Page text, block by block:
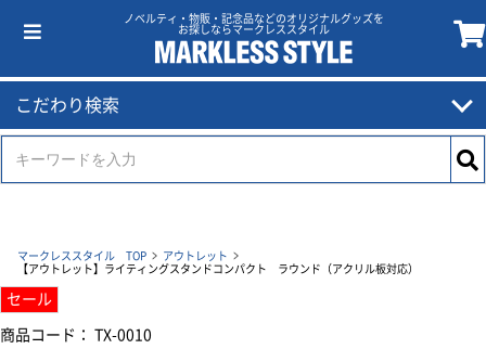
ノベルティ・物販・記念品などのオリジナルグッズを
お探しならマークレススタイル
こだわり検索
マークレススタイル TOP
アウトレット
【アウトレット】ライティングスタンドコンパクト ラウンド（アクリル板対応）
セール
商品コード： TX-0010